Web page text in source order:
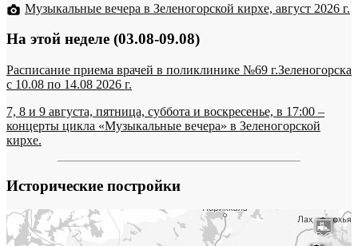
Музыкальные вечера в Зеленогорской кирхе, август 2026 г.
На этой неделе (03.08-09.08)
Расписание приема врачей в поликлинике №69 г.Зеленогорска
c 10.08 по 14.08 2026 г.
7, 8 и 9 августа, пятница, суббота и воскресенье, в 17:00 –
концерты цикла «Музыкальные вечера» в Зеленогорской
кирхе.
Исторические постройки